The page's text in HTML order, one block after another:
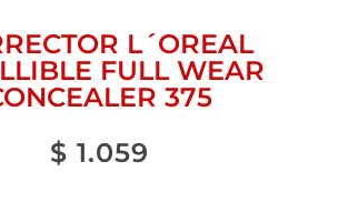
L´OREAL
FULL WEAR
375
$ 1.059